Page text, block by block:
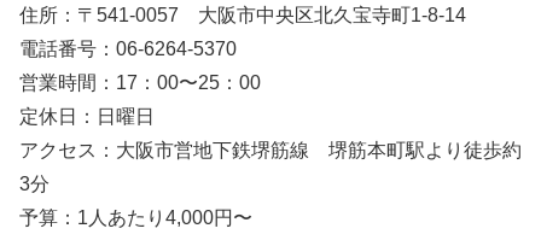
住所：〒541-0057 大阪市中央区北久宝寺町1-8-14
電話番号：06-6264-5370
営業時間：17：00〜25：00
定休日：日曜日
アクセス：大阪市営地下鉄堺筋線 堺筋本町駅より徒歩約
3分
予算：1人あたり4,000円〜